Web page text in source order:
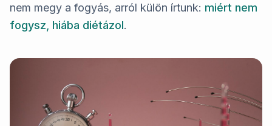
nem megy a fogyás, arról külön írtunk: miért nem
fogysz, hiába diétázol.